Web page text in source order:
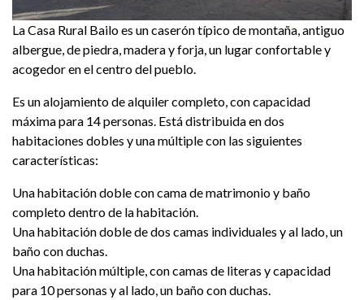
La Casa Rural Bailo es un caserón típico de montaña, antiguo
albergue, de piedra, madera y forja, un lugar confortable y
acogedor en el centro del pueblo.
Es un alojamiento de alquiler completo, con capacidad
máxima para 14 personas. Está distribuida en dos
habitaciones dobles y una múltiple con las siguientes
características:
Una habitación doble con cama de matrimonio y baño
completo dentro de la habitación.
Una habitación doble de dos camas individuales y al lado, un
baño con duchas.
Una habitación múltiple, con camas de literas y capacidad
para 10 personas y al lado, un baño con duchas.